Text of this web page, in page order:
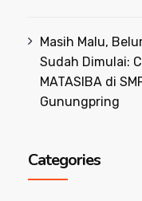
Masih Malu,
Sudah Dimulai:
MATASIBA di
Gunungpring
Categories